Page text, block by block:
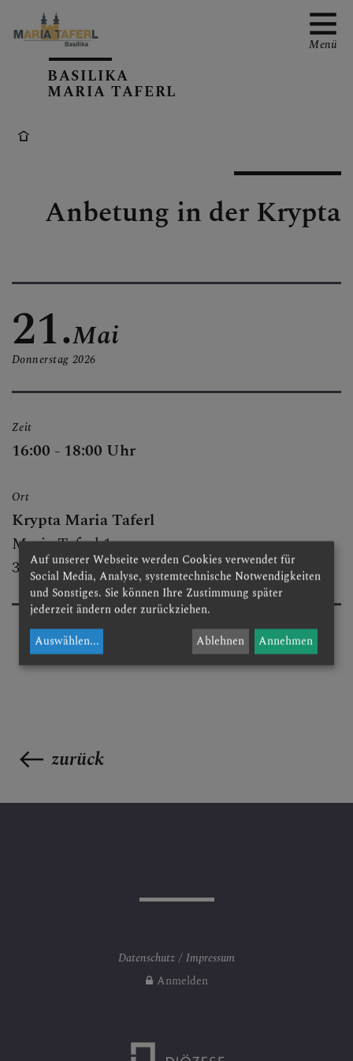
PFARRKIRCHE
BESUCHEN & ERLEBEN
FESTE & FEIERN
GRUPPEN & RUNDEN
GOTTESDIENSTORDNUN
G
BASILIKA
MARIA TAFERL
Menü
Anbetung in der Krypta
21.
Donnerstag
Mai
2026
Zeit
16:00 - 18:00 Uhr
Ort
Krypta Maria Taferl
Maria Taferl 1
3672 Maria Taferl
zurück
Datenschutz
Impressum
Anmelden
Auf unserer Webseite werden Cookies verwendet für
Social Media, Analyse, systemtechnische Notwendigkeiten
und Sonstiges. Sie können Ihre Zustimmung später
jederzeit ändern oder zurückziehen.
Auswählen... Ablehnen Annehmen